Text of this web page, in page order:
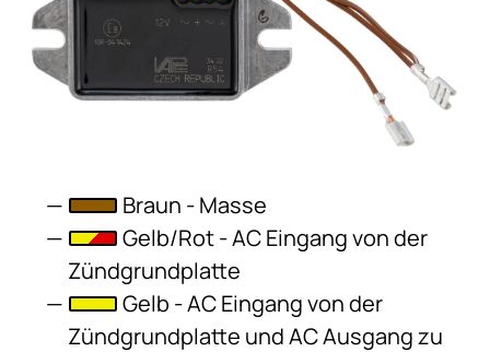
Braun - Masse
Gelb/Rot - AC Eingang von der
Zündgrundplatte
Gelb - AC Eingang von der
Zündgrundplatte und AC Ausgang zu